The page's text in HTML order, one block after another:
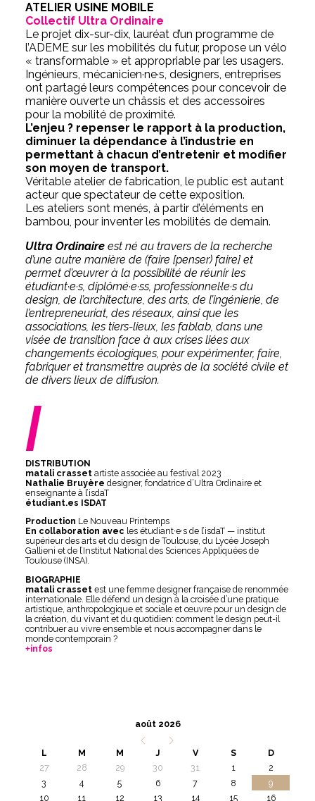
ATELIER USINE MOBILE
Collectif Ultra Ordinaire
Le projet dix-sur-dix, lauréat d’un programme de
l’ADEME sur les mobilités du futur, propose un vélo
« transformable » et appropriable par les usagers.
Ingénieurs, mécanicien·ne·s, designers, entreprises
ont partagé leurs compétences pour concevoir de
manière ouverte un châssis et des accessoires
pour la mobilité de proximité.
L’enjeu ? repenser le rapport à la production,
diminuer la dépendance à l’industrie en
permettant à chacun d’entretenir et modifier
son moyen de transport.
Véritable atelier de fabrication, le public est autant
acteur que spectateur de cette exposition.
Les ateliers sont menés, à partir d’éléments en
bambou, pour inventer les mobilités de demain.
Ultra Ordinaireest né au travers de la recherche
d’une autre manière de (faire [penser) faire] et
permet d’œuvrer à la possibilité de réunir les
étudiant·e·s, diplômé·e·ss, professionnel·le·s du
design, de l’architecture, des arts, de l’ingénierie, de
l’entrepreneuriat, des réseaux, ainsi que les
associations, les tiers-lieux, les fablab, dans une
visée de transition face à aux crises liées aux
changements écologiques, pour expérimenter, faire,
fabriquer et transmettre auprès de la société civile et
de divers lieux de diffusion.
/
DISTRIBUTION
matali crasset artiste associée au festival 2023
Nathalie Bruyère designer, fondatrice d’Ultra Ordinaire et
enseignante à l’isdaT
étudiant.es ISDAT
Production Le Nouveau Printemps
En collaboration avec les étudiant·e·s de l’isdaT — institut
supérieur des arts et du design de Toulouse, du Lycée Joseph
Gallieni et de l’Institut National des Sciences Appliquées de
Toulouse (INSA).
BIOGRAPHIE
matali crassetest une femme designer française de renommée
internationale. Elle défend un design à la croisée d’une pratique
artistique, anthropologique et sociale et œuvre pour un design de
la création, du vivant et du quotidien: comment le design peut-il
contribuer au vivre ensemble et nous accompagner dans le
monde contemporain ?
infos
août 2026
L M M J V S
D
27
28 29 30 31 1
2
3
4 5 6 7 8
9
10
11 12 13 14 15 16